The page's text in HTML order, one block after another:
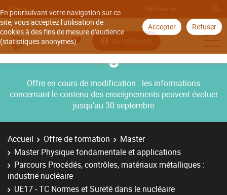
En poursuivant votre navigation sur ce
site, vous acceptez l'utilisation de
cookies à des fins de mesure d'audience
(statistiques anonymes).
Accepter Refuser
Aller à
Se connecter
Offre en cours de modification : les informations
concernant le contenu des enseignements peuvent évoluer
jusqu’au 30 septembre
Accueil Offre de formation
Master
Master Physique fondamentale et applications
Parcours Procédés, contrôles, matériaux métalliques :
industrie nucléaire
UE17 - TC Normes et Sureté dans le nucléaire